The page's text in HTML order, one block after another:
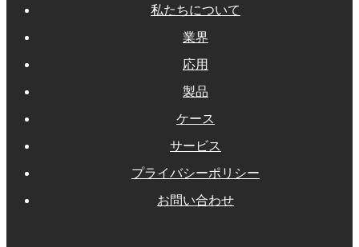
私たちについて
業界
応用
製品
ケース
サービス
プライバシーポリシー
お問い合わせ